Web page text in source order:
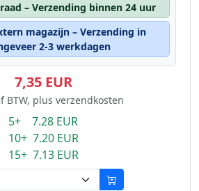
– Verzending binnen 24 uur
magazijn – Verzending in
2-3 werkdagen
7,35 EUR
BTW, plus verzendkosten
5+ 7.28 EUR
10+ 7.20 EUR
15+ 7.13 EUR